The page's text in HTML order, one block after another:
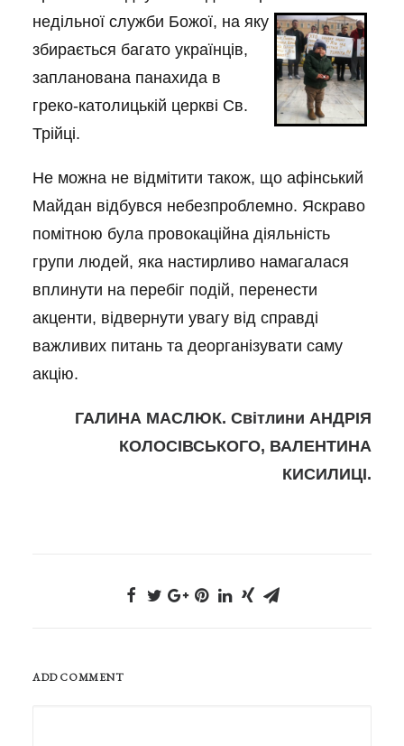
недільної служби Божої, на яку
збирається багато українців,
запланована панахида в
греко-католицькій церкві Св.
Трійці.
Не можна не відмітити також, що афінський
Майдан відбувся небезпроблемно. Яскраво
помітною була провокаційна діяльність
групи людей, яка настирливо намагалася
вплинути на перебіг подій, перенести
акценти, відвернути увагу від справді
важливих питань та деорганізувати саму
акцію.
ГАЛИНА МАСЛЮК. Світлини АНДРІЯ
КОЛОСІВСЬКОГО, ВАЛЕНТИНА
КИСИЛИЦІ.
ADD COMMENT